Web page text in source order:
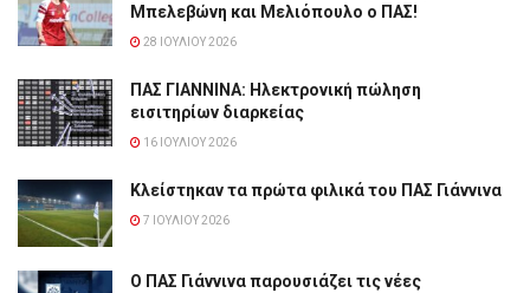
Μπελεβώνη και Μελιόπουλο ο ΠΑΣ!
28 ΙΟΥΛΊΟΥ 2026
ΠΑΣ ΓΙΑΝΝΙΝΑ: Hλεκτρονική πώληση
εισιτηρίων διαρκείας
16 ΙΟΥΛΊΟΥ 2026
Κλείστηκαν τα πρώτα φιλικά του ΠΑΣ Γιάννινα
7 ΙΟΥΛΊΟΥ 2026
Ο ΠΑΣ Γιάννινα παρουσιάζει τις νέες